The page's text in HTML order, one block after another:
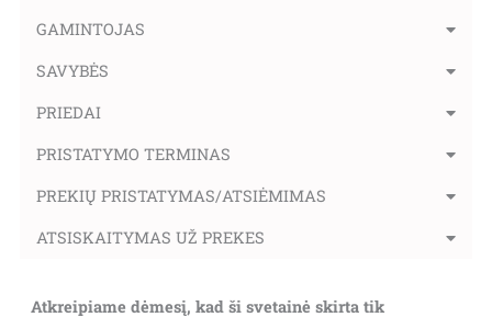
GAMINTOJAS
SAVYBĖS
PRIEDAI
PRISTATYMO TERMINAS
PREKIŲ PRISTATYMAS/ATSIĖMIMAS
ATSISKAITYMAS UŽ PREKES
Atkreipiame dėmesį, kad ši svetainė skirta tik